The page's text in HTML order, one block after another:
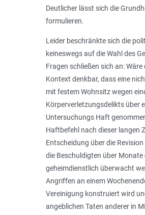
Deutlicher lässt sich die
formulieren.
Leider beschränkte sich die
keineswegs auf die Wahl des
Fragen schließen sich an:
Kontext denkbar, dass eine
mit festem Wohnsitz wegen
Körperverletzungsdelikts über
Untersuchungs Haft
Haftbefehl nach dieser langen
Entscheidung über die
die Beschuldigten über Monate
geheimdienstlich überwacht
Angriffen an einem
Vereinigung konstruiert wird
angeblichen Taten anderer in